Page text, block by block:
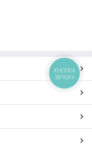
КНОПКА
ЗВ'ЯЗКУ